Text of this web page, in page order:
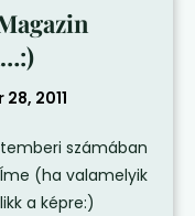
2011
számában
Íme (ha valamelyik
a képre:)